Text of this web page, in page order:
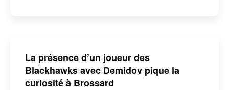
La présence d’un joueur des
Blackhawks avec Demidov pique la
curiosité à Brossard